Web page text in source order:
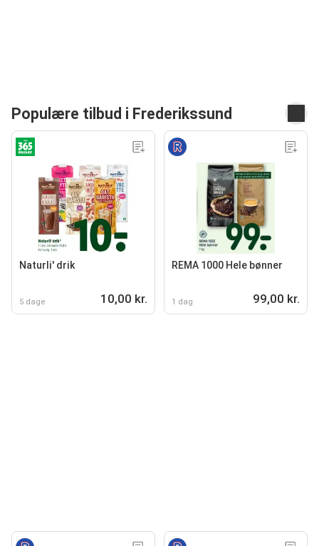
Populære tilbud i Frederikssund
Naturli' drik
5 dage 10,00 kr.
REMA 1000 Hele bønner
1 dag 99,00 kr.